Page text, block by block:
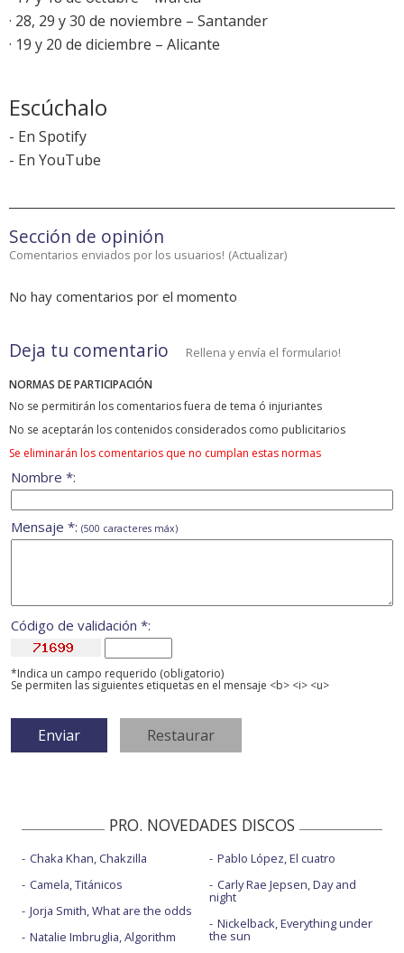
· 28, 29 y 30 de noviembre – Santander
· 19 y 20 de diciembre – Alicante
Escúchalo
- En Spotify
- En YouTube
Sección de opinión
Comentarios enviados por los usuarios! (Actualizar)
No hay comentarios por el momento
Deja tu comentario Rellena y envía el formulario!
NORMAS DE PARTICIPACIÓN
No se permitirán los comentarios fuera de tema ó injuriantes
No se aceptarán los contenidos considerados como publicitarios
Se eliminarán los comentarios que no cumplan estas normas
Nombre *:
Mensaje *: (500 caracteres máx)
Código de validación *:
*Indica un campo requerido (obligatorio)
Se permiten las siguientes etiquetas en el mensaje <b> <i> <u>
PRO. NOVEDADES DISCOS
Chaka Khan, Chakzilla
Camela, Titánicos
Jorja Smith, What are the odds
Natalie Imbruglia, Algorithm
Pablo López, El cuatro
Carly Rae Jepsen, Day and
night
Nickelback, Everything under
the sun